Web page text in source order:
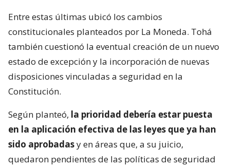
Entre estas últimas ubicó los cambios
constitucionales planteados por La Moneda. Tohá
también cuestionó la eventual creación de un nuevo
estado de excepción y la incorporación de nuevas
disposiciones vinculadas a seguridad en la
Constitución.
Según planteó, la prioridad debería estar puesta
en la aplicación efectiva de las leyes que ya han
sido aprobadasy en áreas que, a su juicio,
quedaron pendientes de las políticas de seguridad